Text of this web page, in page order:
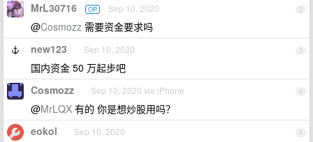
2
MrL30716 OP Sep 10, 2020
@Cosmozz 需要资金要求吗
3
new123 Sep 10, 2020
国内资金 50 万起步吧
4
Cosmozz Sep 10, 2020 via iPhone
@MrLQX 有的 你是想炒股用吗？
5
eokol Sep 10, 2020